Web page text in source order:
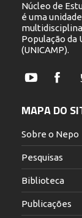
Núcleo de
é uma
População da
(UNICAMP).
YouTube
MAPA DO
Sobre o Nepo
Pesquisas
Biblioteca
Publicações